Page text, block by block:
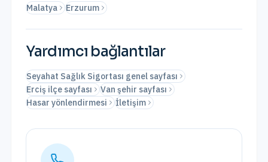
Malatya Erzurum
Yardımcı bağlantılar
Seyahat Sağlık Sigortası genel sayfası
Erciş ilçe sayfası
Van şehir sayfası
Hasar yönlendirmesi
İletişim